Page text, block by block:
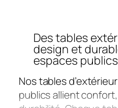
Des tables
design et
espaces publics
Nos tables
publics allient